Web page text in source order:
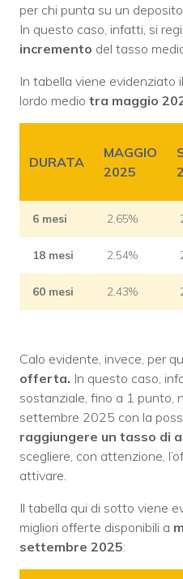
per chi punta su un
In questo caso, infatti, si
incremento del tasso
In tabella viene evidenziato
lordo medio tra maggio
DURATA
MAGGIO
2025
6 mesi 2,65%
18 mesi 2,54%
60 mesi 2,43%
Calo evidente, invece, per
offerta. In questo caso,
sostanziale, fino a 1 punto,
settembre 2025 con la
raggiungere un tasso di
scegliere, con attenzione,
attivare.
Il tabella qui di sotto viene
migliori offerte disponibili a
settembre 2025: